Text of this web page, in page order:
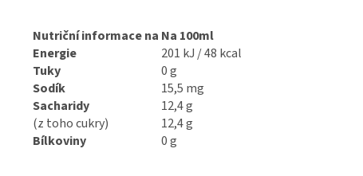
Nutriční informace na Na 100ml
Energie
201 kJ / 48 kcal
Tuky
0 g
Sodík
15,5 mg
Sacharidy
12,4 g
(z toho cukry)
12,4 g
Bílkoviny
0 g